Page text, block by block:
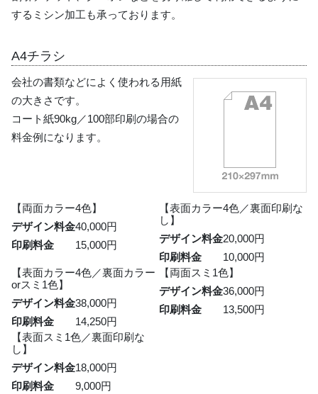
するミシン加工も承っております。
A4チラシ
会社の書類などによく使われる用紙
の大きさです。
コート紙90kg／100部印刷の場合の
料金例になります。
【両面カラー4色】
デザイン料金40,000円
印刷料金
15,000円
【表面カラー4色／裏面印刷な
し】
デザイン料金20,000円
印刷料金
10,000円
【表面カラー4色／裏面カラー
orスミ1色】
デザイン料金38,000円
印刷料金
14,250円
【両面スミ1色】
デザイン料金36,000円
印刷料金
13,500円
【表面スミ1色／裏面印刷な
し】
デザイン料金18,000円
印刷料金
9,000円